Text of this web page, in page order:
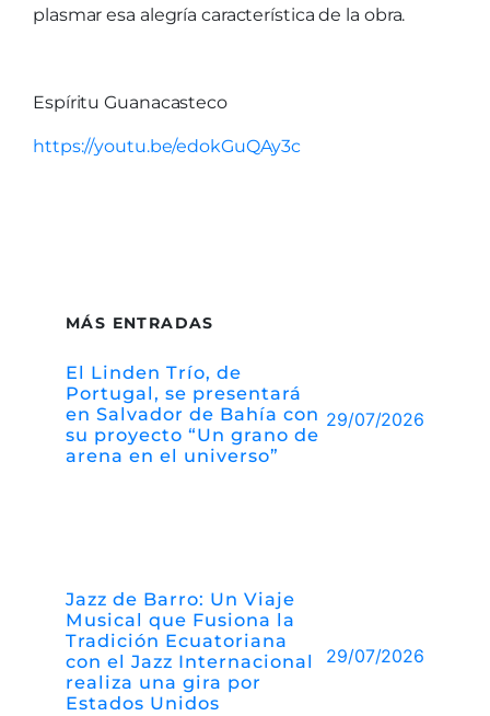
plasmar esa alegría característica de la obra.
Espíritu Guanacasteco
https://youtu.be/edokGuQAy3c
MÁS ENTRADAS
El Linden Trío, de
Portugal, se presentará
en Salvador de Bahía con
su proyecto “Un grano de
arena en el universo”
29/07/2026
Jazz de Barro: Un Viaje
Musical que Fusiona la
Tradición Ecuatoriana
con el Jazz Internacional
realiza una gira por
Estados Unidos
29/07/2026